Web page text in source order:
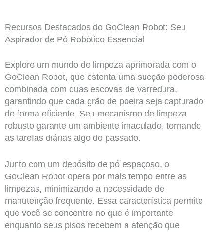
Recursos Destacados do GoClean Robot: Seu
Aspirador de Pó Robótico Essencial
Explore um mundo de limpeza aprimorada com o
GoClean Robot, que ostenta uma sucção poderosa
combinada com duas escovas de varredura,
garantindo que cada grão de poeira seja capturado
de forma eficiente. Seu mecanismo de limpeza
robusto garante um ambiente imaculado, tornando
as tarefas diárias algo do passado.
Junto com um depósito de pó espaçoso, o
GoClean Robot opera por mais tempo entre as
limpezas, minimizando a necessidade de
manutenção frequente. Essa característica permite
que você se concentre no que é importante
enquanto seus pisos recebem a atenção que